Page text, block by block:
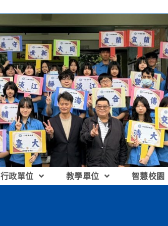
行政單位 教學單位 智慧校園